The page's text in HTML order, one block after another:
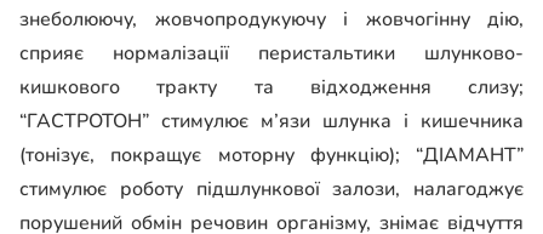
знеболюючу, жовчопродукуючу і жовчогінну дію,
сприяє нормалізації перистальтики шлунково-
кишкового тракту та відходження слизу;
“ГАСТРОТОН” стимулює м’язи шлунка і кишечника
(тонізує, покращує моторну функцію); “ДІАМАНТ”
стимулює роботу підшлункової залози, налагоджує
порушений обмін речовин організму, знімає відчуття